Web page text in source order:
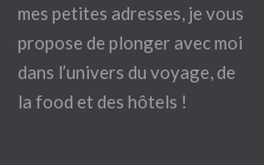
mes petites adresses, je vous
propose de plonger avec moi
dans l’univers du voyage, de
la food et des hôtels !